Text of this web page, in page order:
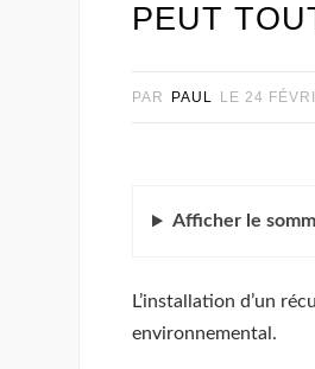
PEUT
PAR PAUL LE 24
Afficher le
L’installation d’un
environnemental.